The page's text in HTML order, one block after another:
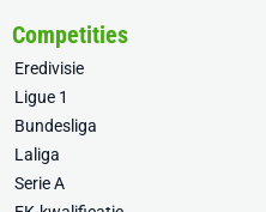
Competities
Eredivisie
Ligue 1
Bundesliga
Laliga
Serie A